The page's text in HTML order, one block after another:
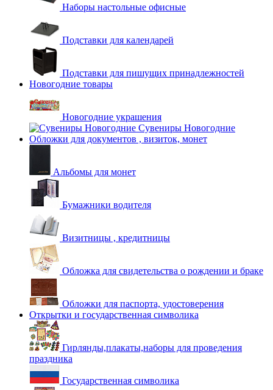
Наборы настольные офисные
Подставки для календарей
Подставки для пишущих принадлежностей
Новогодние товары
Новогодние украшения
Сувениры Новогодние
Обложки для документов , визиток, монет
Альбомы для монет
Бумажники водителя
Визитницы , кредитницы
Обложка для свидетельства о рождении и браке
Обложки для паспорта, удостоверения
Открытки и государственная символика
Гирлянды,плакаты,наборы для проведения
праздника
Государственная символика